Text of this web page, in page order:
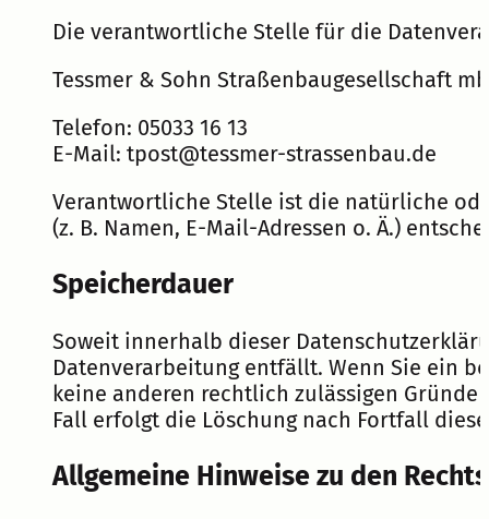
Die verantwortliche Stelle für die
Tessmer & Sohn Straßenbaugesellschaft
Telefon: 05033 16 13
E-Mail: tpost@tessmer-strassenbau.de
Verantwortliche Stelle ist die natürliche
(z. B. Namen, E-Mail-Adressen o. Ä.)
Speicherdauer
Soweit innerhalb dieser
Datenverarbeitung entfällt. Wenn Sie ein
keine anderen rechtlich zulässigen
Fall erfolgt die Löschung nach Fortfall
Allgemeine Hinweise zu den